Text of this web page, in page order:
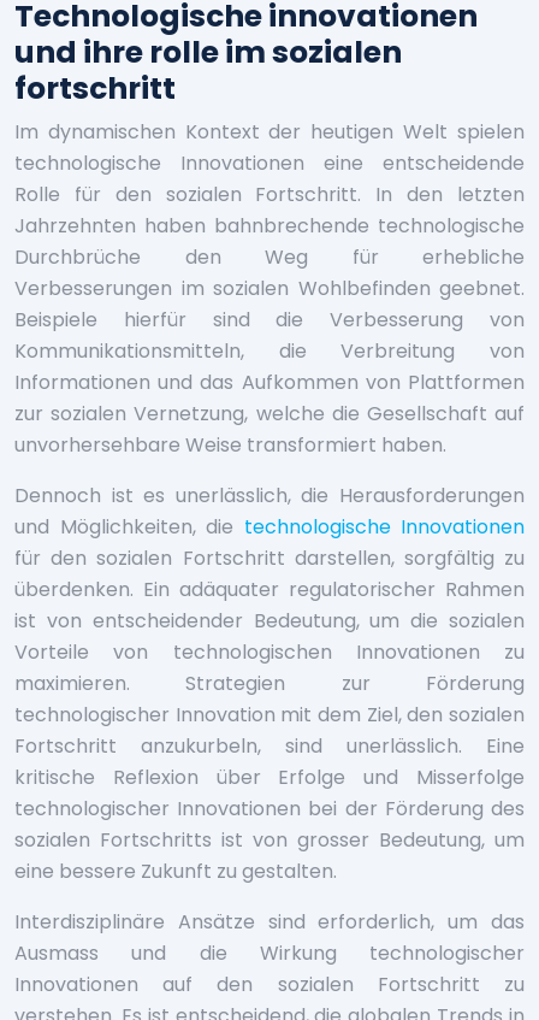
Technologische innovationen
und ihre rolle im sozialen
fortschritt
Im dynamischen Kontext der heutigen Welt spielen
technologische Innovationen eine entscheidende
Rolle für den sozialen Fortschritt. In den letzten
Jahrzehnten haben bahnbrechende technologische
Durchbrüche den Weg für erhebliche
Verbesserungen im sozialen Wohlbefinden geebnet.
Beispiele hierfür sind die Verbesserung von
Kommunikationsmitteln, die Verbreitung von
Informationen und das Aufkommen von Plattformen
zur sozialen Vernetzung, welche die Gesellschaft auf
unvorhersehbare Weise transformiert haben.
Dennoch ist es unerlässlich, die Herausforderungen
und Möglichkeiten, die technologische Innovationen
für den sozialen Fortschritt darstellen, sorgfältig zu
überdenken. Ein adäquater regulatorischer Rahmen
ist von entscheidender Bedeutung, um die sozialen
Vorteile von technologischen Innovationen zu
maximieren. Strategien zur Förderung
technologischer Innovation mit dem Ziel, den sozialen
Fortschritt anzukurbeln, sind unerlässlich. Eine
kritische Reflexion über Erfolge und Misserfolge
technologischer Innovationen bei der Förderung des
sozialen Fortschritts ist von grosser Bedeutung, um
eine bessere Zukunft zu gestalten.
Interdisziplinäre Ansätze sind erforderlich, um das
Ausmass und die Wirkung technologischer
Innovationen auf den sozialen Fortschritt zu